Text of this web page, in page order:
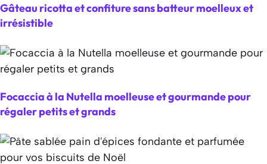
Gâteau ricotta et confiture sans batteur moelleux et
irrésistible
Focaccia à la Nutella moelleuse et gourmande pour
régaler petits et grands